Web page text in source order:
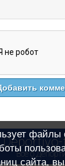
Deportivo-
Всё о
сайта,